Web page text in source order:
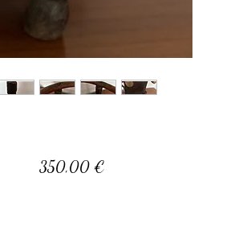
350,00 €Prix